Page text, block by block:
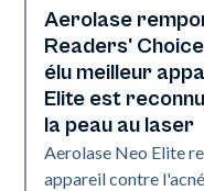
L'industrie
Aerolase
Readers'
élu meilleur
Elite est
la peau au laser
Aerolase Neo Elite
appareil contre